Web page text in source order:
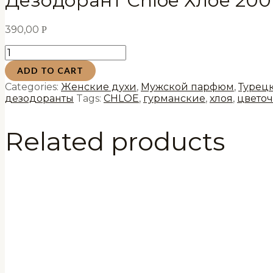
390,00 Р
Дезодорант
Chloe
Хлое
200
мл
ADD TO CART
Categories: Женские духи, Мужской парфюм,
дезодоранты Tags: CHLOE, гурманские, хлоя,
Related products